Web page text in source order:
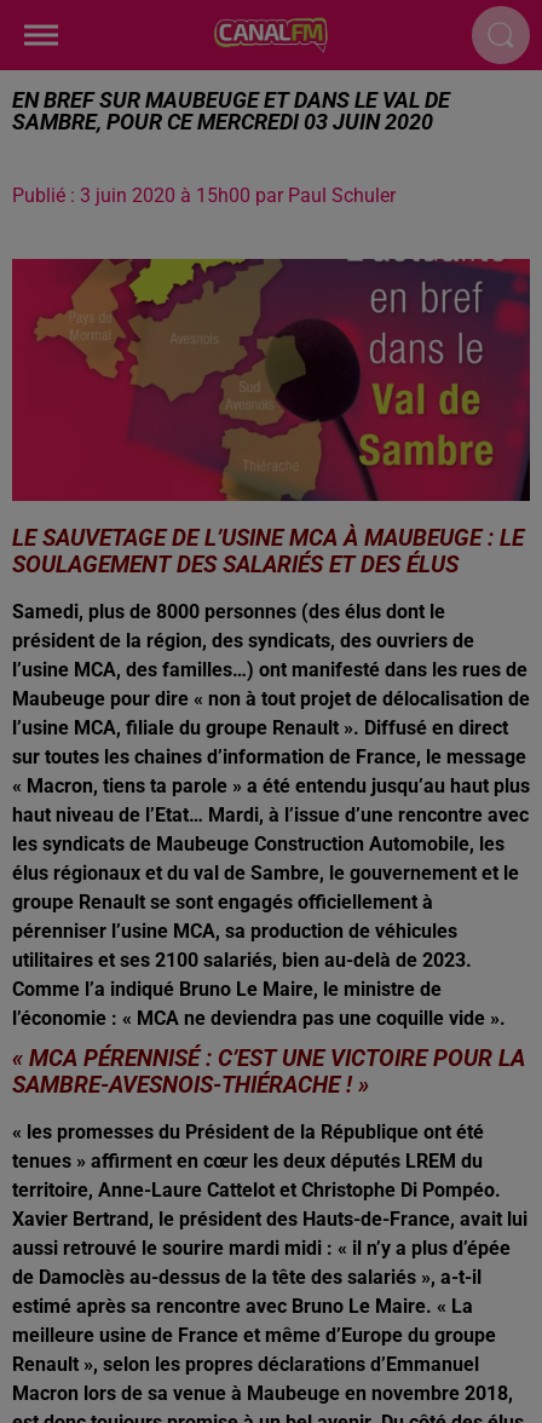
EN BREF SUR MAUBEUGE ET DANS LE VAL DE
SAMBRE, POUR CE MERCREDI 03 JUIN 2020
Publié : 3 juin 2020 à 15h00 par Paul Schuler
LE SAUVETAGE DE L’USINE MCA À MAUBEUGE : LE
SOULAGEMENT DES SALARIÉS ET DES ÉLUS
Samedi, plus de 8000 personnes (des élus dont le
président de la région, des syndicats, des ouvriers de
l’usine MCA, des familles…) ont manifesté dans les rues de
Maubeuge pour dire « non à tout projet de délocalisation de
l’usine MCA, filiale du groupe Renault ». Diffusé en direct
sur toutes les chaines d’information de France, le message
« Macron, tiens ta parole » a été entendu jusqu’au haut plus
haut niveau de l’Etat… Mardi, à l’issue d’une rencontre avec
les syndicats de Maubeuge Construction Automobile, les
élus régionaux et du val de Sambre, le gouvernement et le
groupe Renault se sont engagés officiellement à
pérenniser l’usine MCA, sa production de véhicules
utilitaires et ses 2100 salariés, bien au-delà de 2023.
Comme l’a indiqué Bruno Le Maire, le ministre de
l’économie : « MCA ne deviendra pas une coquille vide ».
« MCA PÉRENNISÉ : C’EST UNE VICTOIRE POUR LA
SAMBRE-AVESNOIS-THIÉRACHE ! »
« les promesses du Président de la République ont été
tenues » affirment en cœur les deux députés LREM du
territoire, Anne-Laure Cattelot et Christophe Di Pompéo.
Xavier Bertrand, le président des Hauts-de-France, avait lui
aussi retrouvé le sourire mardi midi : « il n’y a plus d’épée
de Damoclès au-dessus de la tête des salariés », a-t-il
estimé après sa rencontre avec Bruno Le Maire. « La
meilleure usine de France et même d’Europe du groupe
Renault », selon les propres déclarations d’Emmanuel
Macron lors de sa venue à Maubeuge en novembre 2018,